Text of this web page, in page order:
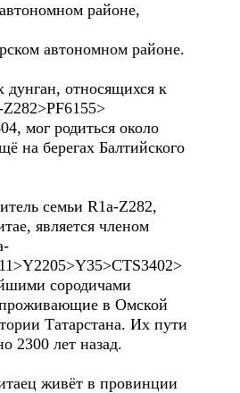
районе,
автономном районе.
относящихся к
мог родиться около
на берегах Балтийского
семьи R1a-Z282,
является членом
сородичами
проживающие в Омской
Татарстана. Их пути
2300 лет назад.
живёт в провинции